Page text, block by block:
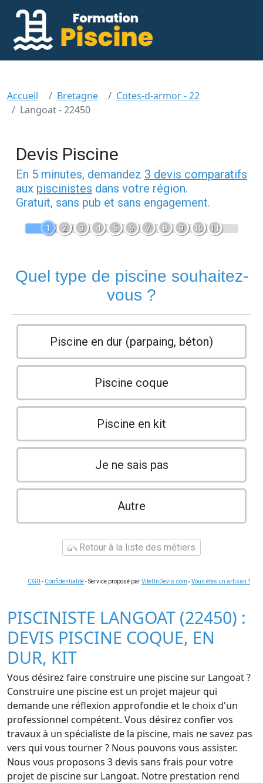
Accueil Bretagne
Cotes-d-armor - 22
Langoat - 22450
Devis Piscine
En 5 minutes, demandez 3 devis comparatifs
aux piscinistes dans votre région.
Gratuit, sans pub et sans engagement.
1 2 3 4 5 6 7 8 9 10 11
Quel type de piscine souhaitez-
vous ?
Piscine en dur (parpaing, béton)
Piscine coque
Piscine en kit
Je ne sais pas
Autre
Retour à la liste des métiers
CGU - Confidentialité- Service proposé parViteUnDevis.com -Vous êtes un artisan ?
PISCINISTE LANGOAT (22450) :
DEVIS PISCINE COQUE, EN
DUR, KIT
Vous désirez faire construire une piscine sur Langoat ?
Construire une piscine est un projet majeur qui
demande une réflexion approfondie et le choix d'un
professionnel compétent. Vous désirez confier vos
travaux à un spécialiste de la piscine, mais ne savez pas
vers qui vous tourner ? Nous pouvons vous assister.
Nous vous proposons 3 devis sans frais pour votre
projet de piscine sur Langoat. Notre prestation rend